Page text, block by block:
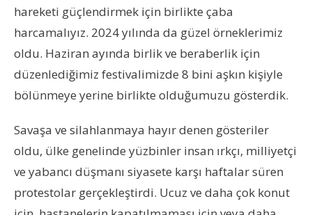
hareketi güçlendirmek için birlikte çaba
harcamalıyız. 2024 yılında da güzel örneklerimiz
oldu. Haziran ayında birlik ve beraberlik için
düzenlediğimiz festivalimizde 8 bini aşkın kişiyle
bölünmeye yerine birlikte olduğumuzu gösterdik.
Savaşa ve silahlanmaya hayır denen gösteriler
oldu, ülke genelinde yüzbinler insan ırkçı, milliyetçi
ve yabancı düşmanı siyasete karşı haftalar süren
protestolar gerçekleştirdi. Ucuz ve daha çok konut